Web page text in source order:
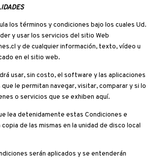
los términos y condiciones bajo los cuales Ud.
y usar los servicios del sitio Web
y de cualquier información, texto, vídeo u
en el sitio web.
usar, sin costo, el software y las aplicaciones
le permitan navegar, visitar, comparar y si lo
o servicios que se exhiben aquí.
lea detenidamente estas Condiciones e
de las mismas en la unidad de disco local
serán aplicados y se entenderán